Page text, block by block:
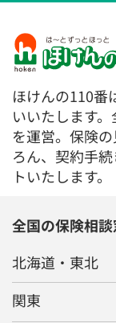
ほけんの110番
いいたします
を運営。保険
ろん、契約手
トいたします。
全国の保険相
北海道・東北
関東